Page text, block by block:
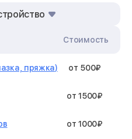
Стоимость
пряжка) от 500₽
от 1500₽
от 1000₽